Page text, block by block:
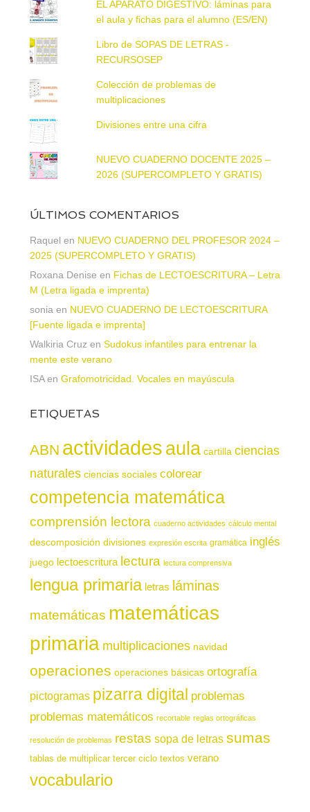
EL APARATO DIGESTIVO: láminas para
el aula y fichas para el alumno (ES/EN)
Libro de SOPAS DE LETRAS -
RECURSOSEP
Colección de problemas de
multiplicaciones
Divisiones entre una cifra
NUEVO CUADERNO DOCENTE 2025 –
2026 (SUPERCOMPLETO Y GRATIS)
ÚLTIMOS COMENTARIOS
Raquel en NUEVO CUADERNO DEL PROFESOR 2024 –
2025 (SUPERCOMPLETO Y GRATIS)
Roxana Denise en Fichas de LECTOESCRITURA – Letra
M (Letra ligada e imprenta)
soniaen NUEVO CUADERNO DE LECTOESCRITURA
[Fuente ligada e imprenta]
Walkiria Cruzen Sudokus infantiles para entrenar la
mente este verano
ISAen Grafomotricidad. Vocales en mayúscula
ETIQUETAS
ABN actividadesaula cartilla ciencias
naturales ciencias sociales colorear
competencia matemática
comprensión lectora cuaderno actividades cálculo mental
descomposición divisiones expresión escrita gramática inglés
juego lectoescritura lectura lectura comprensiva
lengua primaria letras láminas
matemáticas matemáticas
primaria multiplicaciones navidad
operaciones operaciones básicas ortografía
pictogramas pizarra digital problemas
problemas matemáticos recortable reglas ortográficas
resolución de problemas restas sopa de letras sumas
tablas de multiplicar tercer ciclo textos verano
vocabulario